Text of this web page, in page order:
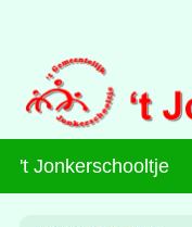
't Jonkerschooltje